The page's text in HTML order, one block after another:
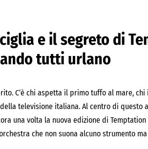
e il segreto di
tutti urlano
C’è chi aspetta il primo tuffo al mare,
televisione italiana. Al centro di questo
una volta la nuova edizione di
che non suona alcuno strumento